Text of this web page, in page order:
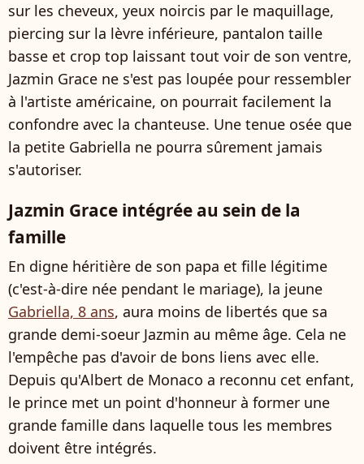
sur les cheveux, yeux noircis par le maquillage,
piercing sur la lèvre inférieure, pantalon taille
basse et crop top laissant tout voir de son ventre,
Jazmin Grace ne s'est pas loupée pour ressembler
à l'artiste américaine, on pourrait facilement la
confondre avec la chanteuse. Une tenue osée que
la petite Gabriella ne pourra sûrement jamais
s'autoriser.
Jazmin Grace intégrée au sein de la
famille
En digne héritière de son papa et fille légitime
(c'est-à-dire née pendant le mariage), la jeune
Gabriella, 8 ans, aura moins de libertés que sa
grande demi-soeur Jazmin au même âge. Cela ne
l'empêche pas d'avoir de bons liens avec elle.
Depuis qu'Albert de Monaco a reconnu cet enfant,
le prince met un point d'honneur à former une
grande famille dans laquelle tous les membres
doivent être intégrés.